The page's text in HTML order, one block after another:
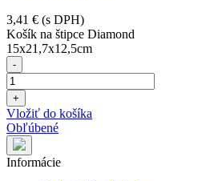
3,41 € (s DPH)
Košík na štipce Diamond
15x21,7x12,5cm
-
+
Vložiť do košíka
Obľúbené
Informácie